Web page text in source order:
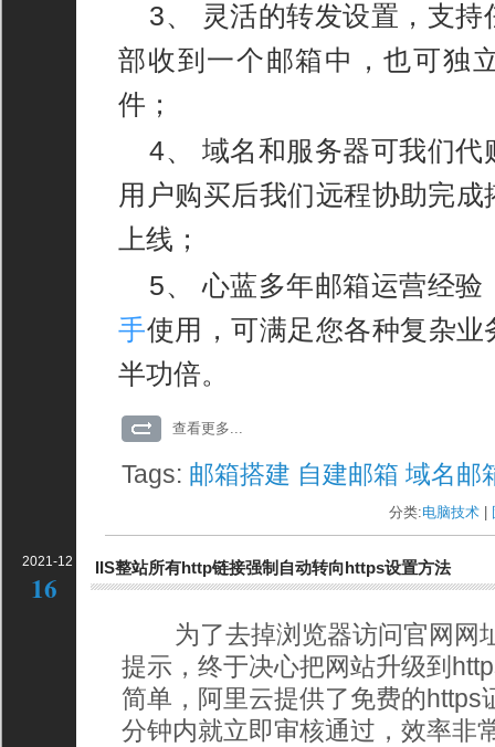
3、 灵活的转发设置，支
部收到一个邮箱中，也可独
件；
4、 域名和服务器可我们
用户购买后我们远程协助完
上线；
5、 心蓝多年邮箱运营经验
手使用，可满足您各种复杂
半功倍。
查看更多...
Tags: 邮箱搭建 自建邮箱 域名邮
分类:电脑技术
2021-12
16
IIS整站所有http链接强制自动转向https设置方法
为了去掉浏览器访问官网网址
提示，终于决心把网站升级到
简单，阿里云提供了免费的https
分钟内就立即审核通过，效率非